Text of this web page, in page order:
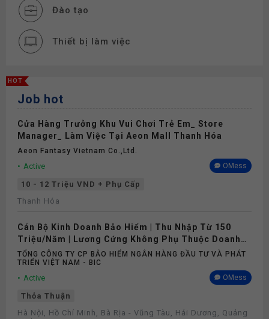
Đào tạo
Thiết bị làm việc
Nghỉ phép
Bảo hiểm
HOT
Job hot
Cửa Hàng Trưởng Khu Vui Chơi Trẻ Em_ Store
Manager_ Làm Việc Tại Aeon Mall Thanh Hóa
Aeon Fantasy Vietnam Co.,ltd.
Active OMess
10 - 12 Triệu VND + Phụ Cấp
Thanh Hóa
Cán Bộ Kinh Doanh Bảo Hiểm | Thu Nhập Từ 150
Triệu/Năm | Lương Cứng Không Phụ Thuộc Doanh
Số
TỔNG CÔNG TY CP BẢO HIỂM NGÂN HÀNG ĐẦU TƯ VÀ PHÁT
TRIỂN VIỆT NAM - BIC
Active OMess
Thỏa Thuận
Hà Nội, Hồ Chí Minh, Bà Rịa - Vũng Tàu, Hải Dương, Quảng